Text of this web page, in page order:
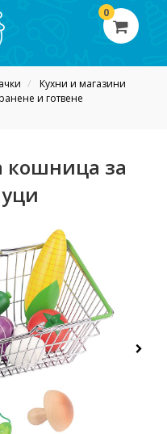
0
Кухни и магазини
и готвене
кошница за